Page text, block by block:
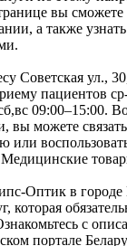
вы сможете
а также
Советская ул.,
пациентов
09:00–15:00.
вы можете
или
Оптик в городе
которая
с
портале